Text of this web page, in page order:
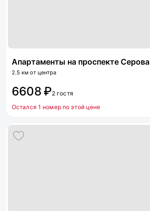
Апартаменты на проспекте Серова
2.5 км от центра
6608 ₽2 гостя
Остался 1 номер по этой цене